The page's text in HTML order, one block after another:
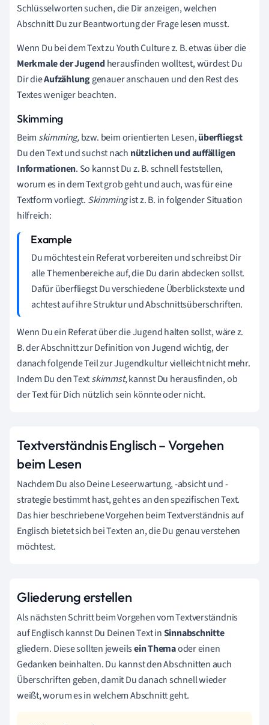
Schlüsselworten suchen, die Dir anzeigen, welchen
Abschnitt Du zur Beantwortung der Frage lesen musst.
Wenn Du bei dem Text zu Youth Culture z. B. etwas über die
Merkmale der Jugendherausfinden wolltest, würdest Du
Dir dieAufzählunggenauer anschauen und den Rest des
Textes weniger beachten.
Skimming
Beim skimming,bzw. beim orientierten Lesen,überfliegst
Du den Text und suchst nach nützlichen und auffälligen
Informationen. So kannst Du z. B. schnell feststellen,
worum es in dem Text grob geht und auch, was für eine
Textform vorliegt. Skimmingist z. B. in folgender Situation
hilfreich:
Du möchtest ein Referat vorbereiten und schreibst Dir
alle Themenbereiche auf, die Du darin abdecken sollst.
Dafür überfliegst Du verschiedene Überblickstexte und
achtest auf ihre Struktur und Abschnittsüberschriften.
Wenn Du ein Referat über die Jugend halten sollst, wäre z.
B. der Abschnitt zur Definition von Jugend wichtig, der
danach folgende Teil zur Jugendkultur vielleicht nicht mehr.
Indem Du den Textskimmst, kannst Du herausfinden, ob
der Text für Dich nützlich sein könnte oder nicht.
Textverständnis Englisch – Vorgehen
beim Lesen
Nachdem Du also Deine Leseerwartung, -absicht und -
strategie bestimmt hast, geht es an den spezifischen Text.
Das hier beschriebene Vorgehen beim Textverständnis auf
Englisch bietet sich bei Texten an, die Du genau verstehen
möchtest.
Gliederung erstellen
Als nächsten Schritt beim Vorgehen vom Textverständnis
auf Englisch kannst Du Deinen Text inSinnabschnitte
gliedern. Diese sollten jeweilsein Themaoder einen
Gedanken beinhalten. Du kannst den Abschnitten auch
Überschriften geben, damit Du danach schnell wieder
weißt, worum es in welchem Abschnitt geht.